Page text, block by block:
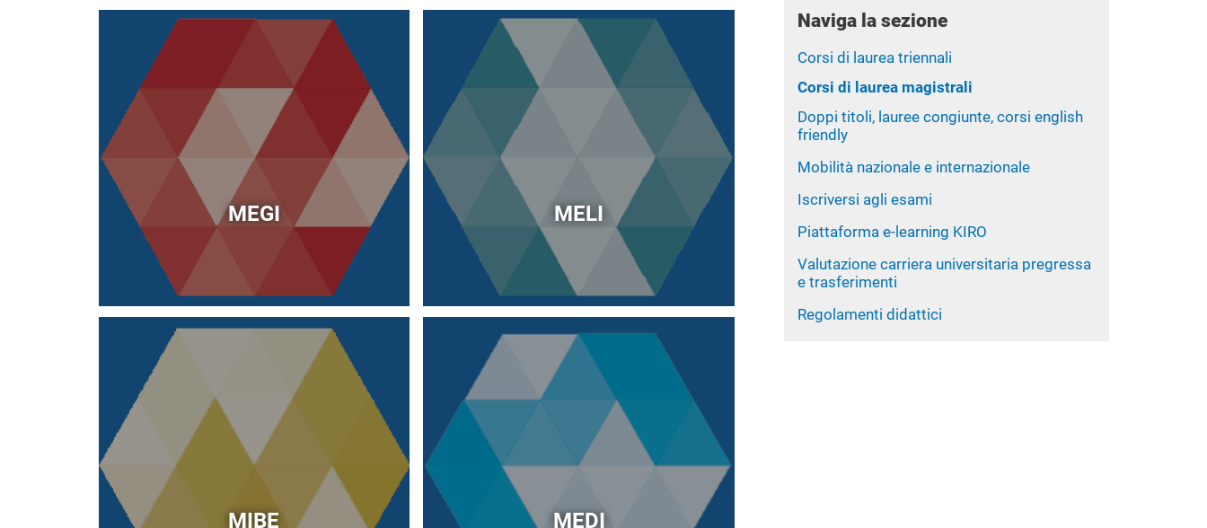
MEGI MELI
MIBE MEDI
Naviga la sezione
Corsi di laurea triennali
Corsi di laurea magistrali
Doppi titoli, lauree congiunte, corsi english
friendly
Mobilità nazionale e internazionale
Iscriversi agli esami
Piattaforma e-learning KIRO
Valutazione carriera universitaria pregressa
e trasferimenti
Regolamenti didattici